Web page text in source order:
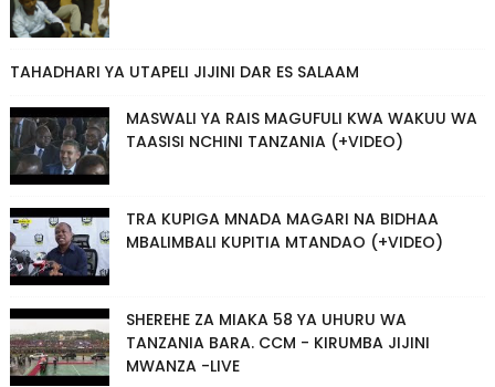
TAHADHARI YA UTAPELI JIJINI DAR ES SALAAM
MASWALI YA RAIS MAGUFULI KWA WAKUU WA
TAASISI NCHINI TANZANIA (+VIDEO)
TRA KUPIGA MNADA MAGARI NA BIDHAA
MBALIMBALI KUPITIA MTANDAO (+VIDEO)
SHEREHE ZA MIAKA 58 YA UHURU WA
TANZANIA BARA. CCM - KIRUMBA JIJINI
MWANZA -LIVE